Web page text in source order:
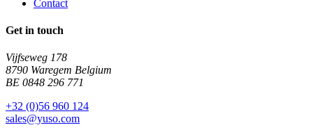
Contact
Get in touch
Vijfseweg 178
8790 Waregem Belgium
BE 0848 296 771
+32 (0)56 960 124
sales@yuso.com